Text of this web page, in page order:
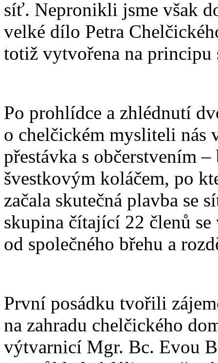
síť. Nepronikli jsme však
velké dílo Petra
totiž vytvořena na principu
Po prohlídce a zhlédnutí
o chelčickém mysliteli nás
přestávka s občerstvením
švestkovým koláčem, po
začala skutečná plavba se
skupina čítající 22 členů
od společného břehu a
První posádku tvořili
na zahradu chelčického
výtvarnicí Mgr. Bc. Evou